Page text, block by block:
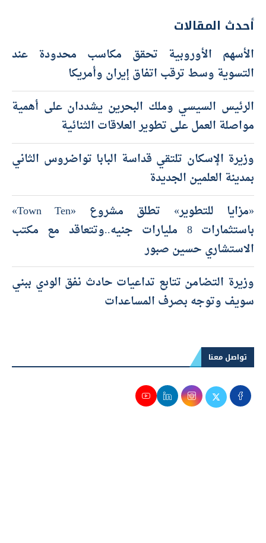
أحدث المقالات
الأسهم الأوروبية تحقق مكاسب محدودة عند
التسوية وسط ترقب اتفاق إيران وأمريكا
الرئيس السيسي وملك البحرين يشددان على أهمية
مواصلة العمل على تطوير العلاقات الثنائية
وزيرة الإسكان تلتقي قداسة البابا تواضروس الثاني
بمدينة العلمين الجديدة
«مزايا للتطوير» تطلق مشروع «Town Ten»
باستثمارات 8 مليارات جنيه..وتتعاقد مع مكتب
الاستشاري حسين صبور
وزيرة التضامن تتابع تداعيات حادث نفق الودي ببني
سويف وتوجه بصرف المساعدات
تواصل معنا